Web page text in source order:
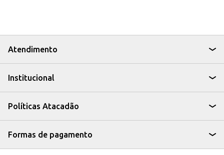
Atendimento
Institucional
Políticas Atacadão
Formas de pagamento